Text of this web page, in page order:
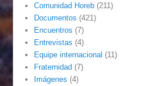
Comunidad Horeb (211)
Documentos (421)
Encuentros (7)
Entrevistas (4)
Equipe internacional (11)
Fraternidad (7)
Imágenes (4)